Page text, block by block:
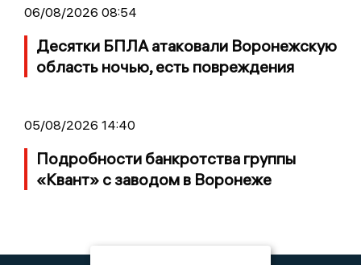
06/08/2026 08:54
Десятки БПЛА атаковали Воронежскую
область ночью, есть повреждения
05/08/2026 14:40
Подробности банкротства группы
«Квант» с заводом в Воронеже